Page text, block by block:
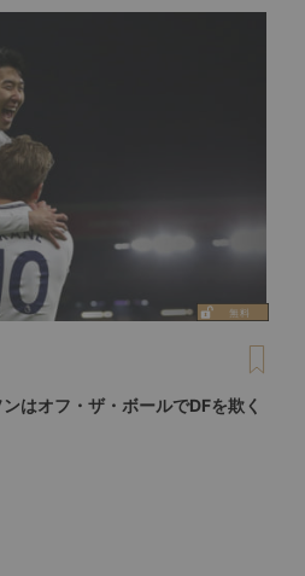
はオフ・ザ・ボールでDFを欺く